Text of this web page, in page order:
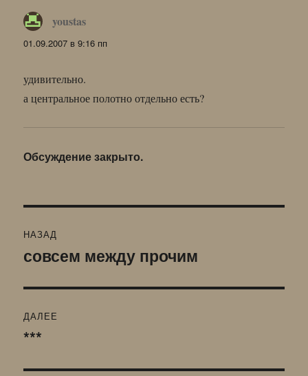
youstas
01.09.2007 в 9:16 пп
удивительно.
а центральное полотно отдельно есть?
Обсуждение закрыто.
по
НАЗАД
Предыдущая
совсем между прочим
ДАЛЕЕ
Следующая
***